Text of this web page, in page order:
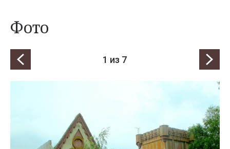
Фото
1 из 7